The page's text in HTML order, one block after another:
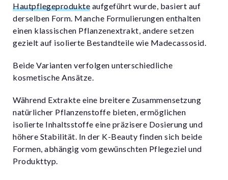
Hautpflegeprodukte aufgeführt wurde, basiert auf
derselben Form. Manche Formulierungen enthalten
einen klassischen Pflanzenextrakt, andere setzen
gezielt auf isolierte Bestandteile wie Madecassosid.
Beide Varianten verfolgen unterschiedliche
kosmetische Ansätze.
Während Extrakte eine breitere Zusammensetzung
natürlicher Pflanzenstoffe bieten, ermöglichen
isolierte Inhaltsstoffe eine präzisere Dosierung und
höhere Stabilität. In der K-Beauty finden sich beide
Formen, abhängig vom gewünschten Pflegeziel und
Produkttyp.